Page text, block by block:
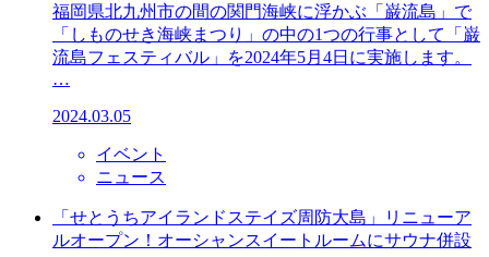
福岡県北九州市の間の関門海峡に浮かぶ「巌流島」で
「しものせき海峡まつり」の中の1つの行事として「巌
流島フェスティバル」を2024年5月4日に実施します。
…
2024.03.05
イベント
ニュース
「せとうちアイランドステイズ周防大島」リニューア
ルオープン！オーシャンスイートルームにサウナ併設